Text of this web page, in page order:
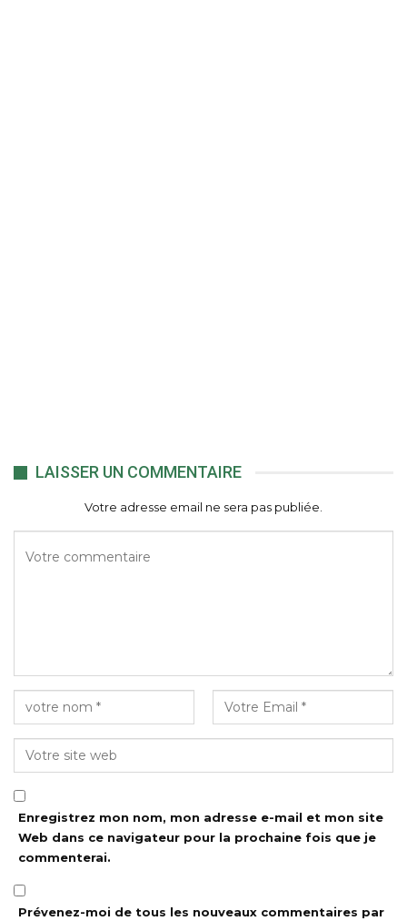
LAISSER UN COMMENTAIRE
Votre adresse email ne sera pas publiée.
Enregistrez mon nom, mon adresse e-mail et mon site
Web dans ce navigateur pour la prochaine fois que je
commenterai.
Prévenez-moi de tous les nouveaux commentaires par